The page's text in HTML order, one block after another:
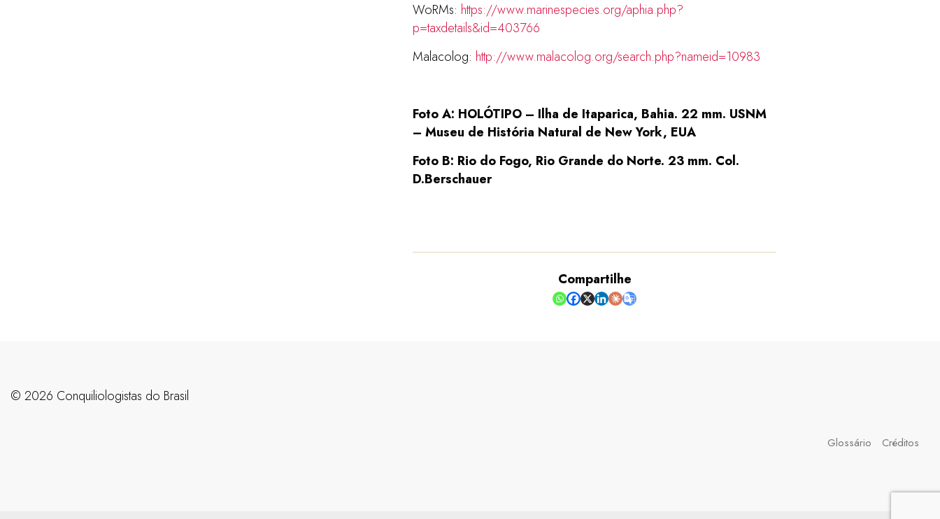
WoRMs: https://www.marinespecies.org/aphia.php?
p=taxdetails&id=403766
Malacolog: http://www.malacolog.org/search.php?nameid=10983
Foto A: HOLÓTIPO – Ilha de Itaparica, Bahia. 22 mm. USNM
– Museu de História Natural de New York, EUA
Foto B: Rio do Fogo, Rio Grande do Norte. 23 mm. Col.
D.Berschauer
Compartilhe
©️ 2026 Conquiliologistas do Brasil
Glossário Créditos